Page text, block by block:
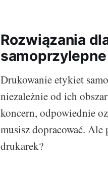
Rozwiązania
Drukowanie etykiet
niezależnie od ich
koncern, odpowiednie
musisz dopracować. Ale
drukarek?